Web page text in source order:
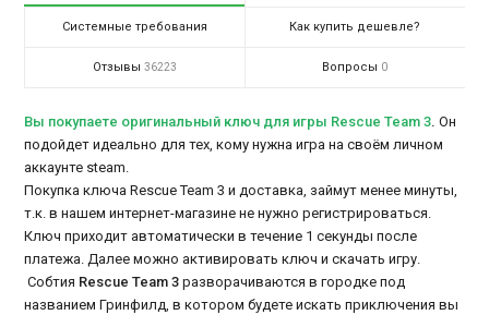
Системные требования Как купить дешевле?
Отзывы 36223 Вопросы 0
Вы покупаете оригинальный ключ для игры Rescue Team 3. Он
подойдет идеально для тех, кому нужна игра на своём личном
аккаунте steam.
Покупка ключа Rescue Team 3 и доставка, займут менее минуты,
т.к. в нашем интернет-магазине не нужно регистрироваться.
Ключ приходит автоматически в течение 1 секунды после
платежа. Далее можно активировать ключ и скачать игру.
Собтия Rescue Team 3 разворачиваются в городке под
названием Гринфилд, в котором будете искать приключения вы